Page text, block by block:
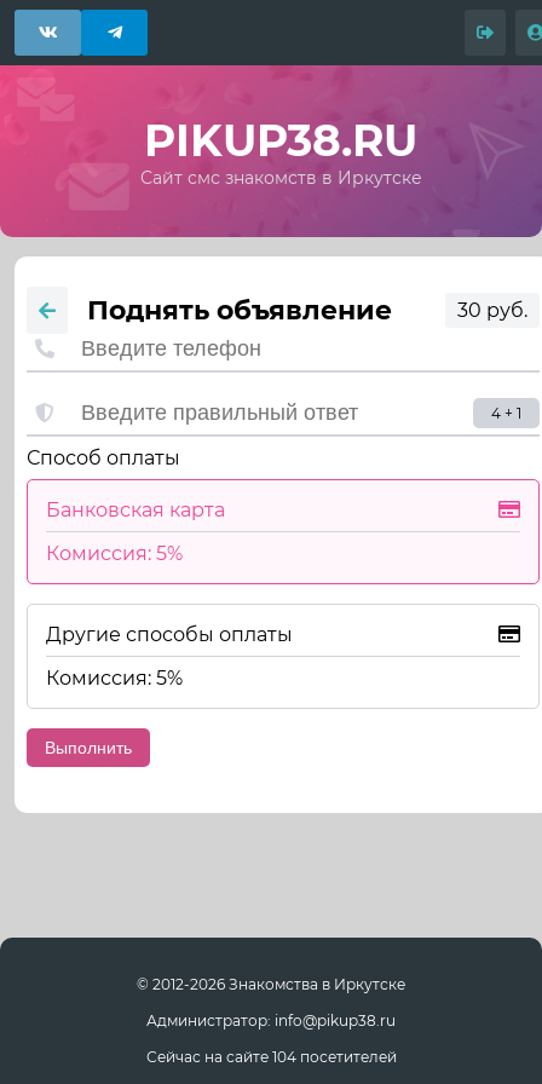
PIKUP38.RU
Сайт смс знакомств в Иркутске
Поднять объявление 30 руб.
4 + 1
Способ оплаты
Банковская карта
Комиссия: 5%
Другие способы оплаты
Комиссия: 5%
© 2012-2026 Знакомства в Иркутске
Администратор: info@pikup38.ru
Сейчас на сайте 104 посетителей